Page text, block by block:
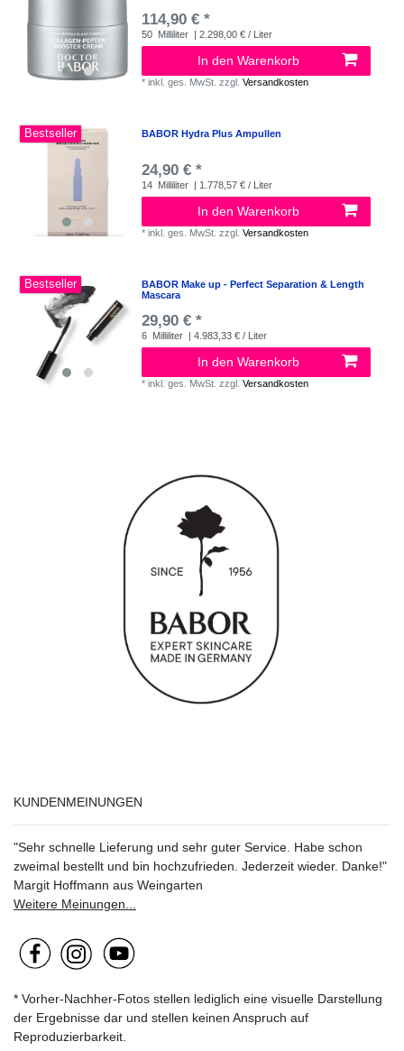
114,90 € *
50 Milliliter | 2.298,00 € / Liter
In den Warenkorb
*inkl. ges. MwSt. zzgl.Versandkosten
Bestseller BABOR Hydra Plus Ampullen
24,90 € *
14 Milliliter | 1.778,57 € / Liter
In den Warenkorb
*inkl. ges. MwSt. zzgl.Versandkosten
Bestseller
BABOR Make up - Perfect Separation & Length
Mascara
29,90 € *
6 Milliliter | 4.983,33 € / Liter
In den Warenkorb
*inkl. ges. MwSt. zzgl.Versandkosten
KUNDENMEINUNGEN
"Sehr schnelle Lieferung und sehr guter Service. Habe schon
zweimal bestellt und bin hochzufrieden. Jederzeit wieder. Danke!"
Margit Hoffmann aus Weingarten
Weitere Meinungen...
* Vorher-Nachher-Fotos stellen lediglich eine visuelle Darstellung
der Ergebnisse dar und stellen keinen Anspruch auf
Reproduzierbarkeit.